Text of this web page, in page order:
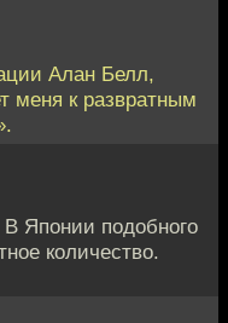
Алан Белл,
меня к развратным
В Японии подобного
количество.